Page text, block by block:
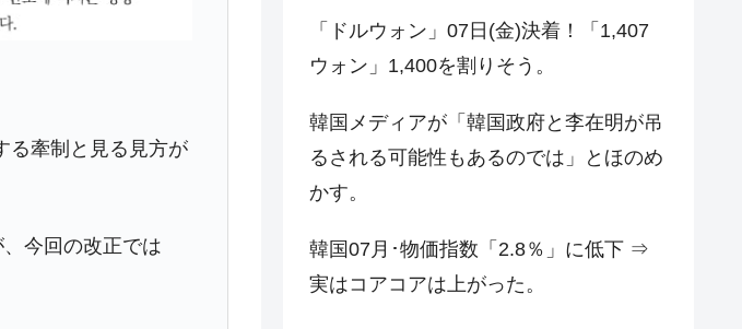
る牽制と見る見方が
今回の改正では
「ドルウォン」07日(金)決着！「1,407
ウォン」1,400を割りそう。
韓国メディアが「韓国政府と李在明が吊
るされる可能性もあるのでは」とほのめ
かす。
韓国07月･物価指数「2.8％」に低下 ⇒
実はコアコアは上がった。